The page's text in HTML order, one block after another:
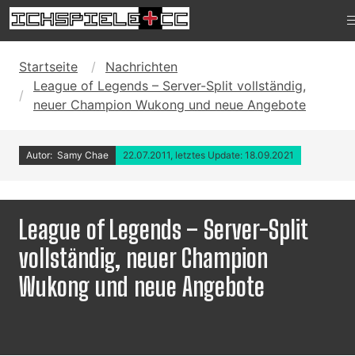
Startseite
Nachrichten
League of Legends – Server-Split vollständig,
neuer Champion Wukong und neue Angebote
Autor: Samy Chae 22.07.2011, letztes Update: 18.09.2021
League of Legends – Server-Split
vollständig, neuer Champion
Wukong und neue Angebote